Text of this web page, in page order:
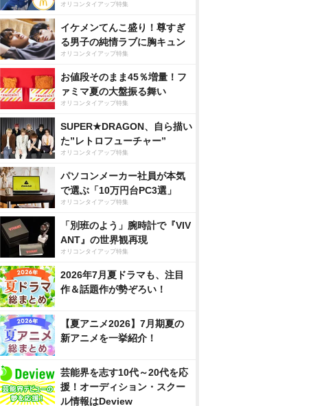
オリコンタイアップ特集
イケメンてんこ盛り！尊すぎ
る男子の純情ラブに胸キュン
オリコンタイアップ特集
お値段そのまま45％増量！フ
ァミマ夏の大盤振る舞い
オリコンタイアップ特集
SUPER★DRAGON、自ら描い
た”レトロフューチャー”
オリコンタイアップ特集
パソコンメーカー社員が本気
で選ぶ「10万円台PC3選」
オリコンタイアップ特集
「別班のよう」腕時計で『VIV
ANT』の世界観再現
オリコンタイアップ特集
2026年7月夏ドラマも、注目
作＆話題作が勢ぞろい！
【夏アニメ2026】7月期夏の
新アニメを一挙紹介！
芸能界を志す10代～20代を応
援！オーディション・スクー
ル情報はDeview